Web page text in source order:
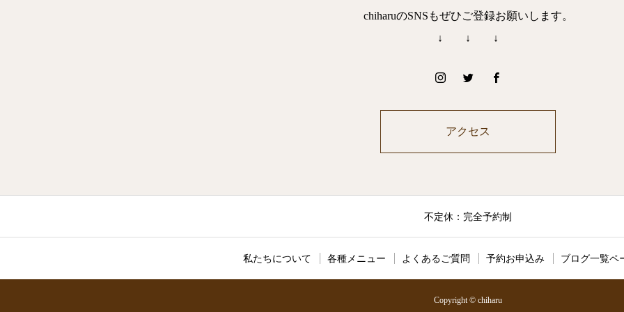
chiharuのSNSもぜひご登録お願いします。
↓ ↓ ↓
アクセス
不定休：完全予約制
私たちについて 各種メニュー よくあるご質問 予約お申込み ブログ一覧ペ
Copyright © chiharu